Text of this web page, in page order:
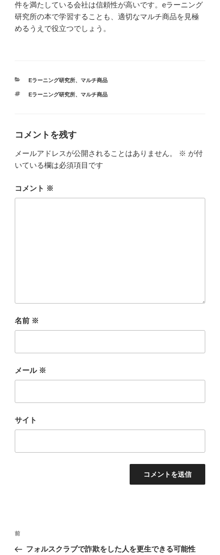
件を満たしている会社は信頼性が高いです。eラーニング
研究所の本で学習することも、適切なマルチ商品を見極
めるうえで役立つでしょう。
カ
ゴ
Eラーニング研究所、 マルチ商品
タ
Eラーニング研究所、 マルチ商品
コメントを残す
メールアドレスが公開されることはありません。 ※ が付
いている欄は必須項目です
コメント ※
名前 ※
メール ※
サイト
投
前
の
前
フォルスクラブで詐欺をした人を更生できる可能性